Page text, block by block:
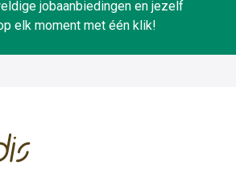
jobaanbiedingen en jezelf
elk moment met één klik!